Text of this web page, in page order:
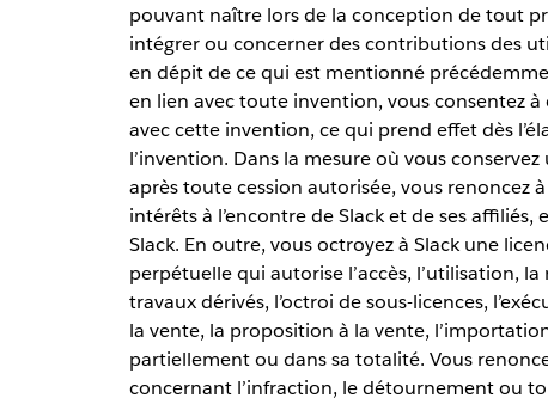
pouvant naître lors de la conception de tout
intégrer ou concerner des contributions des
en dépit de ce qui est mentionné
en lien avec toute invention, vous consentez
avec cette invention, ce qui prend effet dès
l’invention. Dans la mesure où vous
après toute cession autorisée, vous
intérêts à l’encontre de Slack et de ses
Slack. En outre, vous octroyez à Slack une
perpétuelle qui autorise l’accès, l’utilisation,
travaux dérivés, l’octroi de sous-licences,
la vente, la proposition à la vente,
partiellement ou dans sa totalité. Vous
concernant l’infraction, le détournement ou